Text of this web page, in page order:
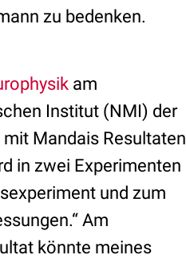
zu bedenken.
am
Institut (NMI) der
Mandais Resultaten
in zwei Experimenten
und zum
Am
könnte meines